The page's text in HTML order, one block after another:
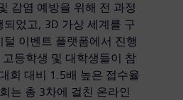
감염 예방을 위해 전 과정
었고, 3D 가상 세계를 구
이벤트 플랫폼에서 진행
등학생 및 대학생들이 참
회 대비 1.5배 높은 접수율
는 총 3차에 걸친 온라인